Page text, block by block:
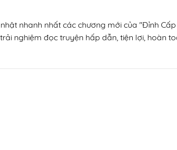
nhanh nhất các chương mới của "Đỉnh
nghiệm đọc truyện hấp dẫn, tiện lợi, hoàn